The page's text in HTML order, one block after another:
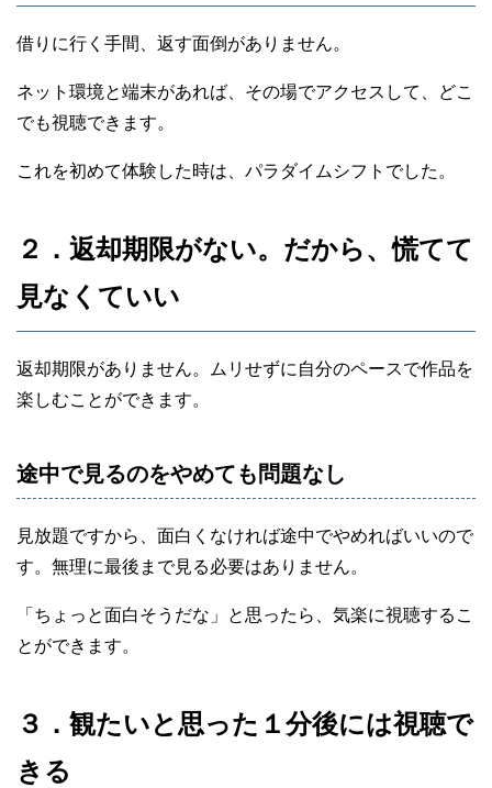
借りに行く手間、返す面倒がありません。
ネット環境と端末があれば、その場でアクセスして、どこ
でも視聴できます。
これを初めて体験した時は、パラダイムシフトでした。
２．返却期限がない。だから、慌てて
見なくていい
返却期限がありません。ムリせずに自分のペースで作品を
楽しむことができます。
途中で見るのをやめても問題なし
見放題ですから、面白くなければ途中でやめればいいので
す。無理に最後まで見る必要はありません。
「ちょっと面白そうだな」と思ったら、気楽に視聴するこ
とができます。
３．観たいと思った１分後には視聴で
きる